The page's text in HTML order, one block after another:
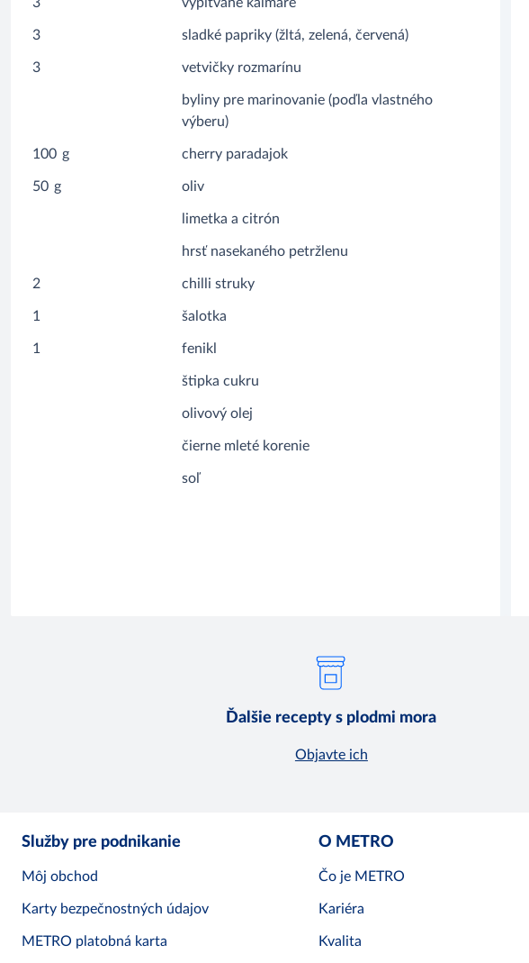
3 sladké papriky (žltá, zelená, červená)
3 vetvičky rozmarínu
byliny pre marinovanie (poďla vlastného
výberu)
100 g cherry paradajok
50 g oliv
limetka a citrón
hrsť nasekaného petržlenu
2 chilli struky
1 šalotka
1 fenikl
štipka cukru
olivový olej
čierne mleté korenie
soľ
Ďalšie recepty s plodmi mora
Objavte ich
Služby pre podnikanie
Môj obchod
Karty bezpečnostných údajov
METRO platobná karta
O METRO
Čo je METRO
Kariéra
Kvalita